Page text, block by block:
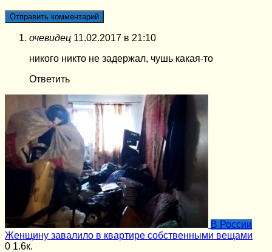
очевидец 11.02.2017 в 21:10
никого никто не задержал, чушь какая-то
Ответить
В России
Женщину завалило в квартире собственными вещами
0 1.6к.